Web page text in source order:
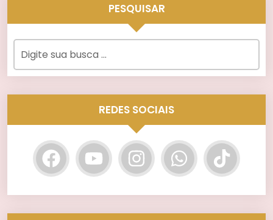
PESQUISAR
REDES SOCIAIS